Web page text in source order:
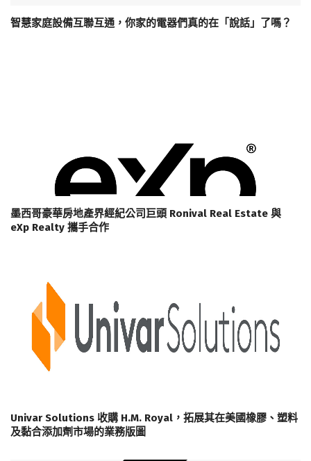
智慧家庭設備互聯互通，你家的電器們真的在「說話」了嗎？
墨西哥豪華房地產界經紀公司巨頭 Ronival Real Estate 與
eXp Realty 攜手合作
Univar Solutions 收購 H.M. Royal，拓展其在美國橡膠、塑料
及黏合添加劑市場的業務版圖